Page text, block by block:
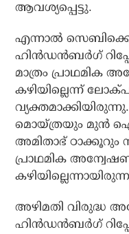
ആവശ്യപ്പെട്ടു.
എന്നാല്‍
ഹിന്‍ഡന്‍ബര്‍ഗ്
മാത്രം പ്രാഥമിക
കഴിയില്ലെന്ന്
മൊയ്ത്രയും മുന്‍
അമിതാഭ് ഠാക്കൂറും
പ്രാഥമിക
അഴിമതി വിരുദ്ധ
ഹിന്‍ഡന്‍ബര്‍ഗ്